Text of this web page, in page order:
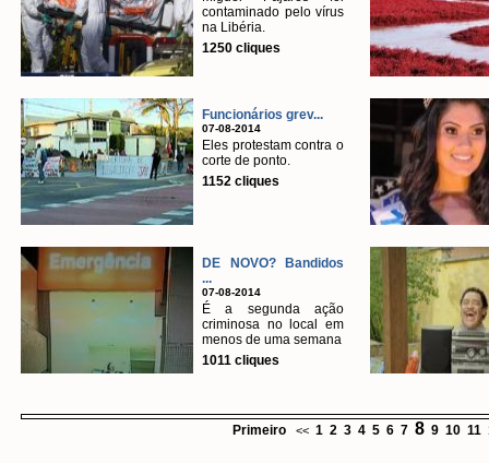
contaminado pelo vírus
na Libéria.
1250 cliques
Funcionários grev...
07-08-2014
Eles protestam contra o
corte de ponto.
1152 cliques
DE NOVO? Bandidos
...
07-08-2014
É a segunda ação
criminosa no local em
menos de uma semana
1011 cliques
Primeiro << 1 2 3 4 5 6 7 8 9 10 11